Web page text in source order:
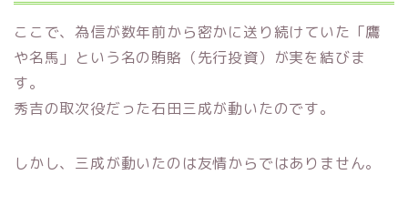
ここで、為信が数年前から密かに送り続けていた「鷹
や名馬」という名の賄賂（先行投資）が実を結びま
す。
秀吉の取次役だった石田三成が動いたのです。
しかし、三成が動いたのは友情からではありません。